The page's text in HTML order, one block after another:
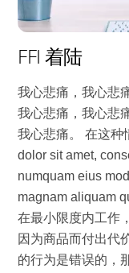
FFI 着陆
我心悲痛，我心悲
我心悲痛，我心悲
我心悲痛。 在这种
dolor sit amet,
numquam eius
magnam aliquam
在最小限度内工作
因为商品而付出代
的行为是错误的，